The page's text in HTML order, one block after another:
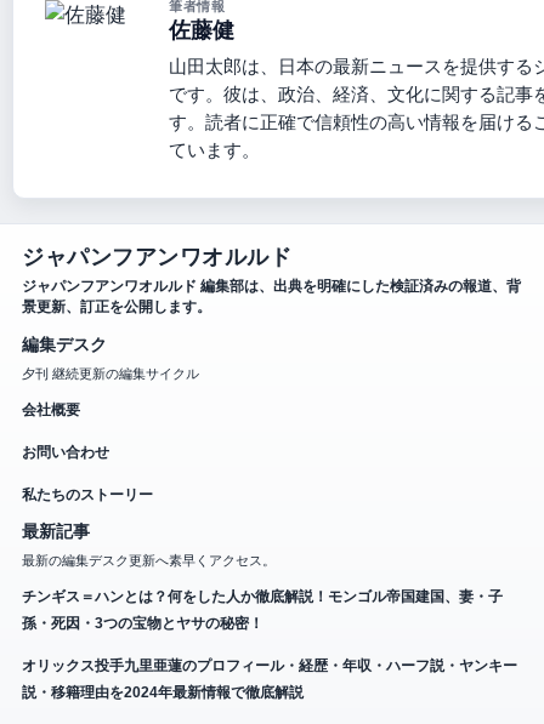
筆者情報
佐藤健
山田太郎は、日本の最新ニュースを提供する
です。彼は、政治、経済、文化に関する記事
す。読者に正確で信頼性の高い情報を届ける
ています。
ジャパンフアンワオルルド
ジャパンフアンワオルルド 編集部は、出典を明確にした検証済みの報道、背
景更新、訂正を公開します。
編集デスク
夕刊 継続更新の編集サイクル
会社概要
お問い合わせ
私たちのストーリー
最新記事
最新の編集デスク更新へ素早くアクセス。
チンギス＝ハンとは？何をした人か徹底解説！モンゴル帝国建国、妻・子
孫・死因・3つの宝物とヤサの秘密！
オリックス投手九里亜蓮のプロフィール・経歴・年収・ハーフ説・ヤンキー
説・移籍理由を2024年最新情報で徹底解説